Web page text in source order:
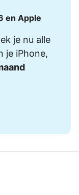
en Apple
je nu alle
je iPhone,